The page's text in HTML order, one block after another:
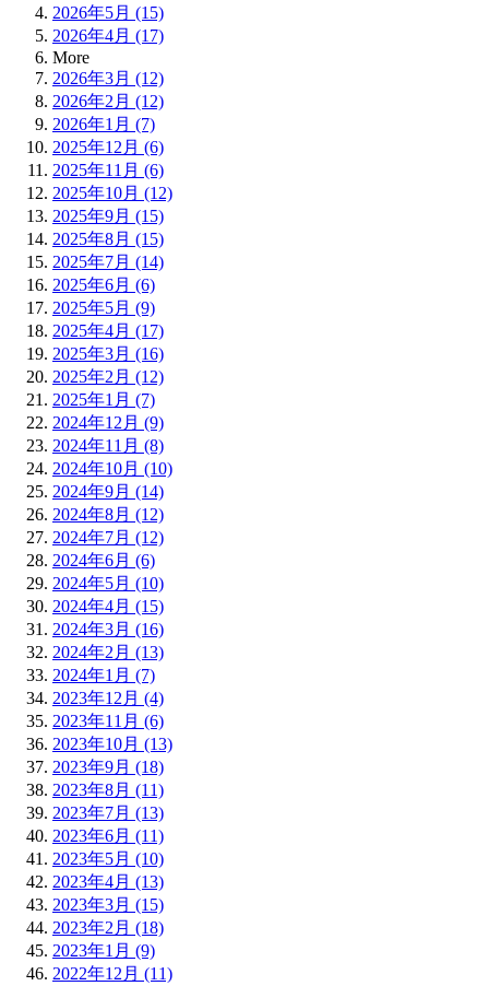
2026年5月 (15)
2026年4月 (17)
More
2026年3月 (12)
2026年2月 (12)
2026年1月 (7)
2025年12月 (6)
2025年11月 (6)
2025年10月 (12)
2025年9月 (15)
2025年8月 (15)
2025年7月 (14)
2025年6月 (6)
2025年5月 (9)
2025年4月 (17)
2025年3月 (16)
2025年2月 (12)
2025年1月 (7)
2024年12月 (9)
2024年11月 (8)
2024年10月 (10)
2024年9月 (14)
2024年8月 (12)
2024年7月 (12)
2024年6月 (6)
2024年5月 (10)
2024年4月 (15)
2024年3月 (16)
2024年2月 (13)
2024年1月 (7)
2023年12月 (4)
2023年11月 (6)
2023年10月 (13)
2023年9月 (18)
2023年8月 (11)
2023年7月 (13)
2023年6月 (11)
2023年5月 (10)
2023年4月 (13)
2023年3月 (15)
2023年2月 (18)
2023年1月 (9)
2022年12月 (11)